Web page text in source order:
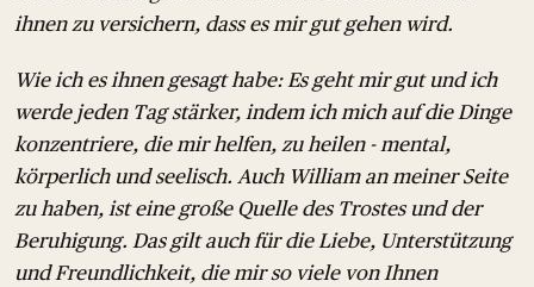
ihnen zu versichern, dass es mir gut gehen wird.
Wie ich es ihnen gesagt habe: Es geht mir gut und ich
werde jeden Tag stärker, indem ich mich auf die Dinge
konzentriere, die mir helfen, zu heilen - mental,
körperlich und seelisch. Auch William an meiner Seite
zu haben, ist eine große Quelle des Trostes und der
Beruhigung. Das gilt auch für die Liebe, Unterstützung
und Freundlichkeit, die mir so viele von Ihnen